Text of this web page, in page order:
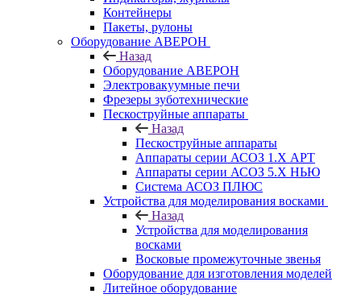
Контейнеры
Пакеты, рулоны
Оборудование АВЕРОН
Назад
Оборудование АВЕРОН
Электровакуумные печи
Фрезеры зуботехнические
Пескоструйные аппараты
Назад
Пескоструйные аппараты
Аппараты серии АСОЗ 1.Х АРТ
Аппараты серии АСОЗ 5.Х НЬЮ
Система АСОЗ ПЛЮС
Устройства для моделирования восками
Назад
Устройства для моделирования
восками
Восковые промежуточные звенья
Оборудование для изготовления моделей
Литейное оборудование